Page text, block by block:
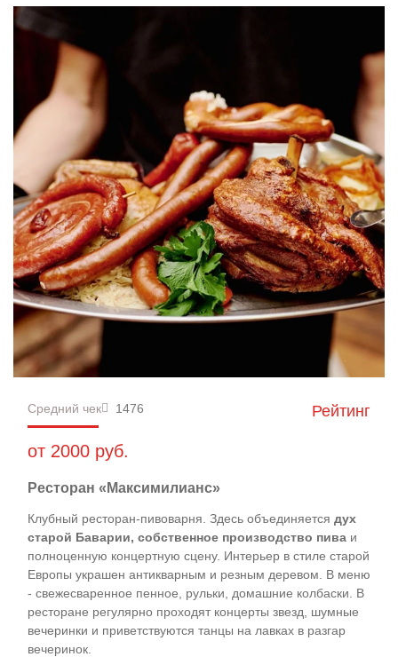
Средний чек 1476
от 2000 руб.
Рейтинг
Ресторан «Максимилианс»
Клубный ресторан-пивоварня. Здесь объединяется дух
старой Баварии, собственное производство пива и
полноценную концертную сцену. Интерьер в стиле старой
Европы украшен антикварным и резным деревом. В меню
- свежесваренное пенное, рульки, домашние колбаски. В
ресторане регулярно проходят концерты звезд, шумные
вечеринки и приветствуются танцы на лавках в разгар
вечеринок.